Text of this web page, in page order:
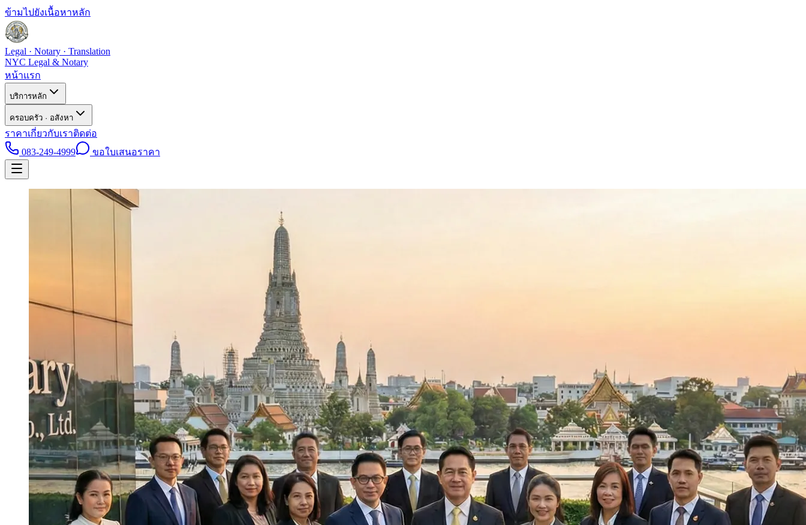
ข้ามไปยังเนื้อหาหลัก
Legal · Notary · Translation
NYC Legal & Notary
หน้าแรก
บริการหลัก
ครอบครัว · อสังหา
ราคาเกี่ยวกับเราติดต่อ
083-249-4999
ขอใบเสนอราคา